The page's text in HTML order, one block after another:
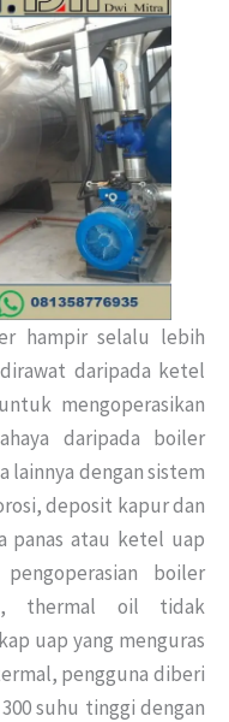
hampir selalu lebih
daripada ketel
mengoperasikan
daripada boiler
lainnya dengan sistem
deposit kapur dan
panas atau ketel uap
boiler
thermal oil tidak
uap yang menguras
pengguna diberi
suhu tinggi dengan